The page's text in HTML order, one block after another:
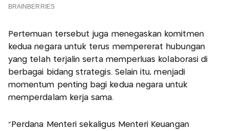
Pertemuan tersebut juga menegaskan komitmen
kedua negara untuk terus mempererat hubungan
yang telah terjalin serta memperluas kolaborasi di
berbagai bidang strategis. Selain itu, menjadi
momentum penting bagi kedua negara untuk
memperdalam kerja sama.
"Perdana Menteri sekaligus Menteri Keuangan